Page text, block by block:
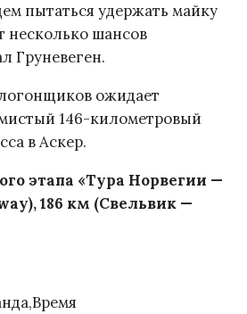
пытаться удержать майку
несколько шансов
Груневеген.
ожидает
146-километровый
в Аскер.
этапа «Тура Норвегии —
186 км (Свельвик —